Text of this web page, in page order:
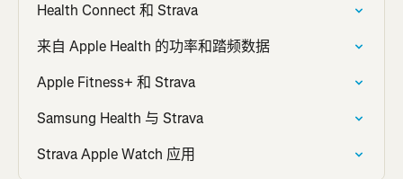
Health Connect 和 Strava
来自 Apple Health 的功率和踏频数据
Apple Fitness+ 和 Strava
Samsung Health 与 Strava
Strava Apple Watch 应用